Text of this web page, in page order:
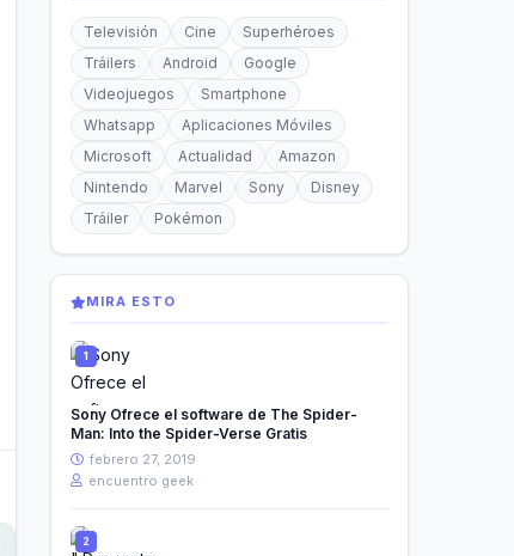
Televisión Cine
Superhéroes
Tráilers
Android
Google
Videojuegos
Smartphone
Whatsapp
Aplicaciones Móviles
Microsoft
Actualidad
Amazon
Nintendo
Marvel Sony
Disney
Tráiler
Pokémon
MIRA ESTO
Sony Ofrece el software de The Spider-
Man: Into the Spider-Verse Gratis
febrero 27, 2019
encuentro geek